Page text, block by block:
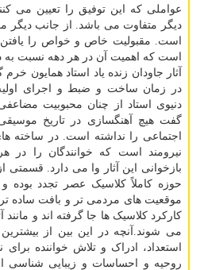
عواملی که این توفیق را تعیین می
دیگر متفاوت می باشد. از جانب دیگر
است. مقبولیت خاص و خواص را
است که اهمیت آن در هر دهه نسبت
آثار جاودان زنده یاد استاد همایون
در زمان ساخت و ضبط و اجرای
دنیوی استاد از چنان محبوبیت
گفت هیچ آهنگسازی در تاریخ
اجتماعی را نداشته است. در ساخته
نیرومند است که خوانندگان را در
بازخوانی این آثار وا می دارد. قسمتی
حوزه کاملاً کلاسیک عصر تجدد بوده
موقعیت های مردمی تر و بافت ساده تر
کارکرد کلاسیک ها جا گرفته اند و مانند
می شوند.آنچه در این بین از
استعداد، ادراک و تلاش خواننده
روحیه و احساسات و زیبایی شناسی